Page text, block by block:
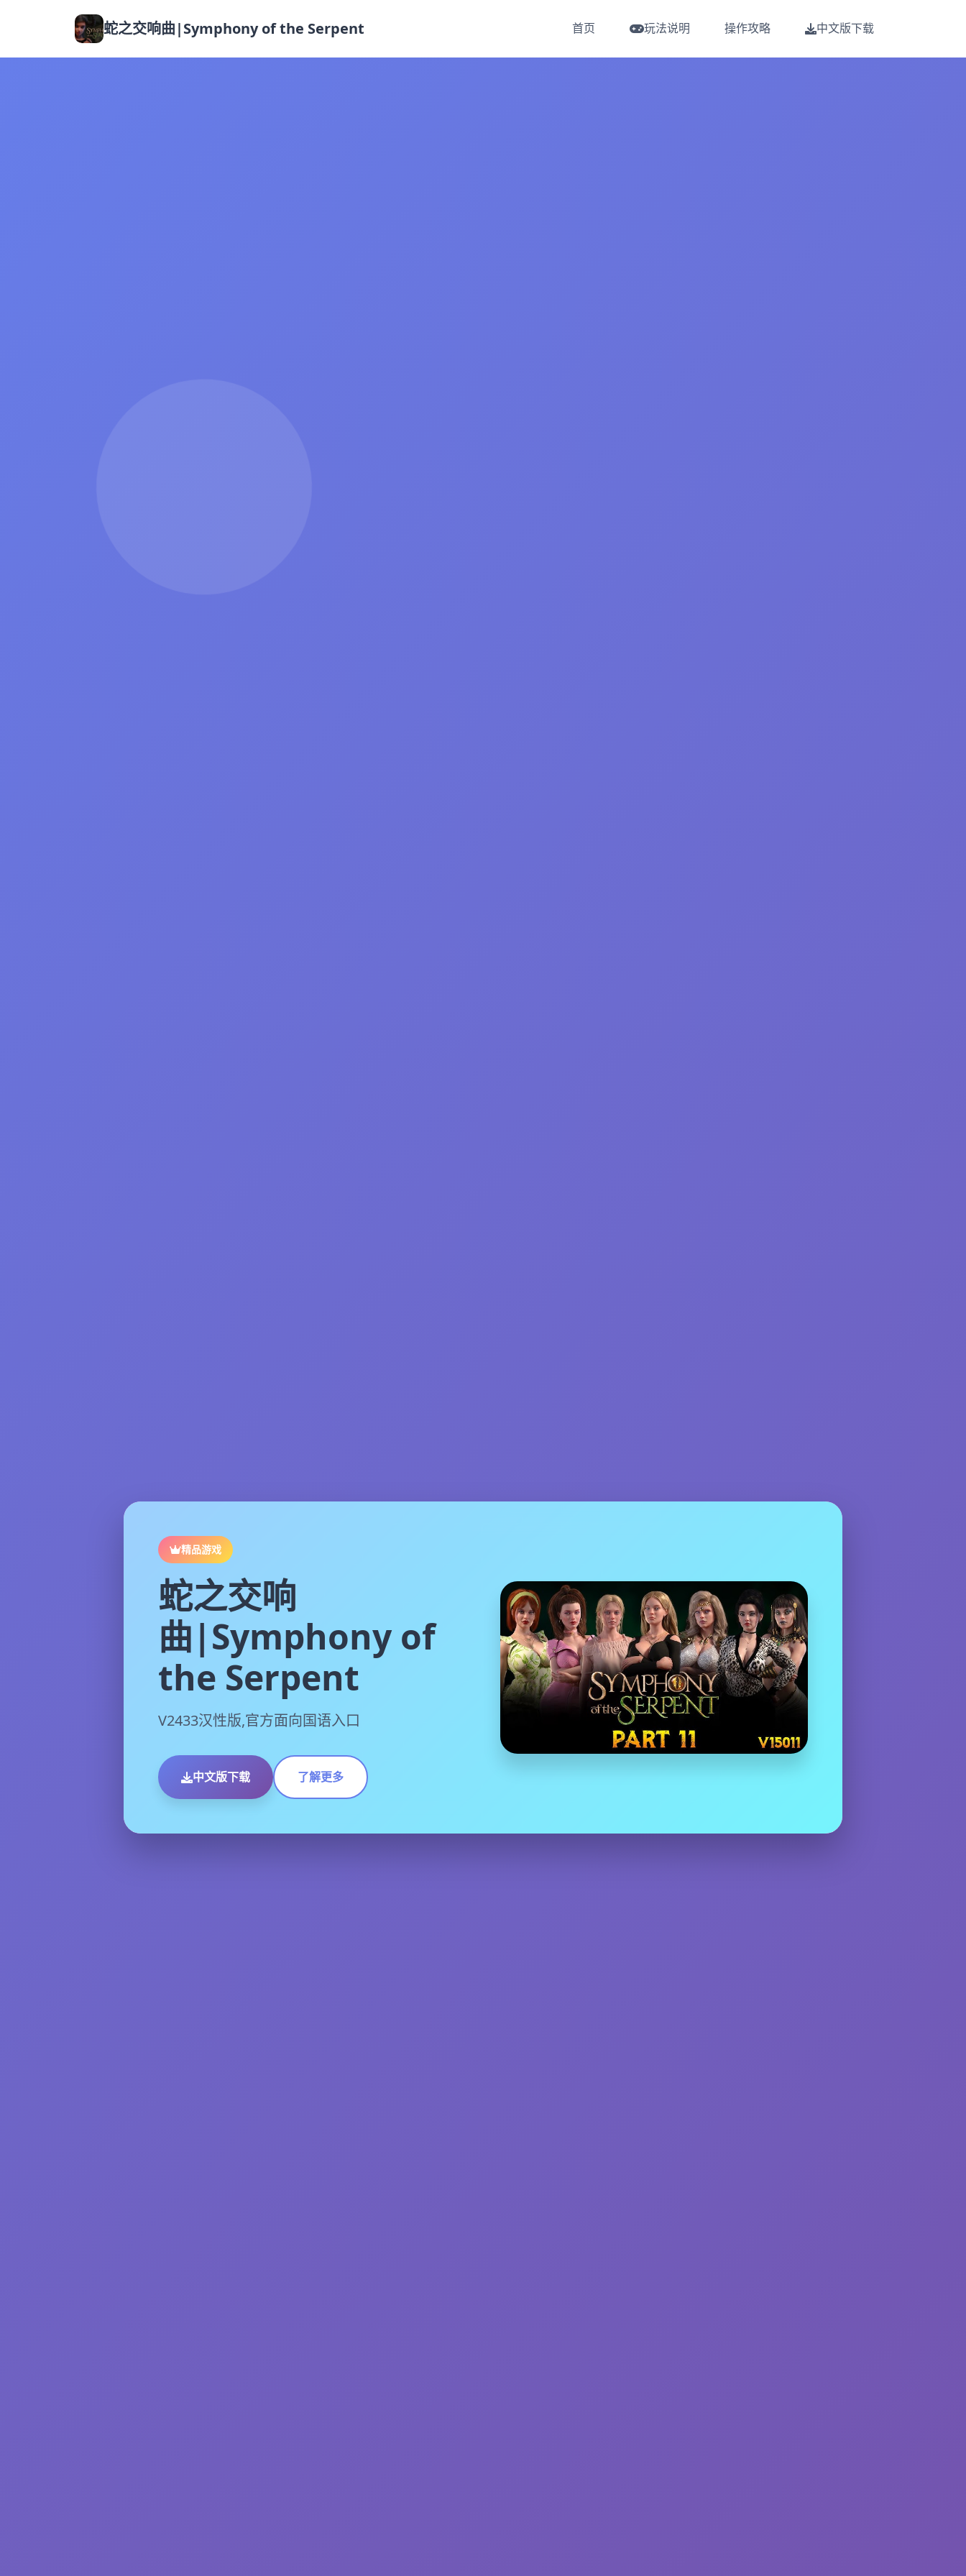
蛇之交响曲|Symphony of the Serpent 首页 玩法说明 操作攻略 中文版下载
精品游戏
蛇之交响
曲|Symphony of
the Serpent
V2433汉性版,官方面向国语入口
中文版下载 了解更多